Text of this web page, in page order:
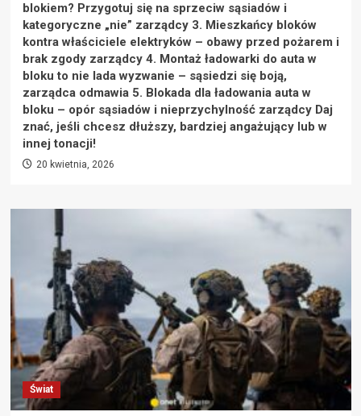
blokiem? Przygotuj się na sprzeciw sąsiadów i
kategoryczne „nie” zarządcy 3. Mieszkańcy bloków
kontra właściciele elektryków – obawy przed pożarem i
brak zgody zarządcy 4. Montaż ładowarki do auta w
bloku to nie lada wyzwanie – sąsiedzi się boją,
zarządca odmawia 5. Blokada dla ładowania auta w
bloku – opór sąsiadów i nieprzychylność zarządcy Daj
znać, jeśli chcesz dłuższy, bardziej angażujący lub w
innej tonacji!
20 kwietnia, 2026
Świat